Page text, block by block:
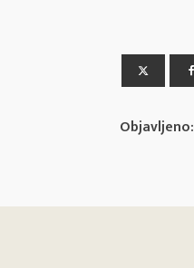
Objavljeno: